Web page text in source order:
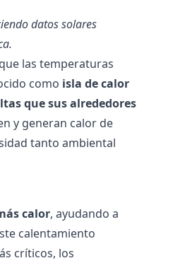
datos solares
las temperaturas
como isla de calor
que sus alrededores
y generan calor de
tanto ambiental
calor, ayudando a
calentamiento
críticos, los